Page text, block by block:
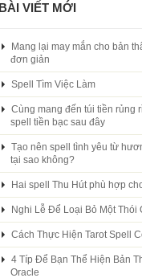
BÀI VIẾT MỚI
Mang lại may mắn cho bản
đơn giản
Spell Tìm Việc Làm
Cùng mang đến túi tiền rủng
spell tiền bạc sau đây
Tạo nên spell tình yêu từ
tại sao không?
Hai spell Thu Hút phù hợp
Nghi Lễ Để Loại Bỏ Một Thói
Cách Thực Hiện Tarot Spell
4 Típ Để Bạn Thể Hiện Bản
Oracle